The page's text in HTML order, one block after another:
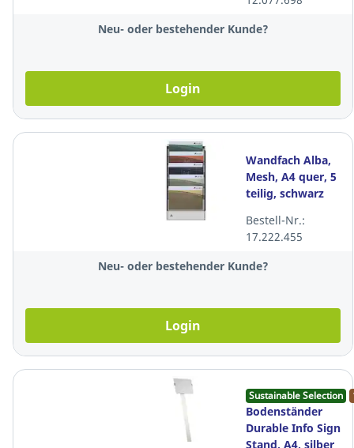
Neu- oder bestehender Kunde?
Login
Wandfach Alba,
Mesh, A4 quer, 5
teilig, schwarz
Bestell-Nr.:
17.222.455
Neu- oder bestehender Kunde?
Login
Sustainable Selection
Bodenständer
Durable Info Sign
Stand, A4, silber